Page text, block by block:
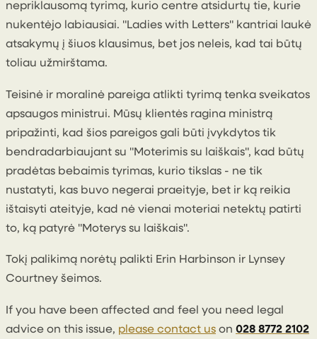
nepriklausomą tyrimą, kurio centre atsidurtų tie, kurie
nukentėjo labiausiai. "Ladies with Letters" kantriai laukė
atsakymų į šiuos klausimus, bet jos neleis, kad tai būtų
toliau užmirštama.
Teisinė ir moralinė pareiga atlikti tyrimą tenka sveikatos
apsaugos ministrui. Mūsų klientės ragina ministrą
pripažinti, kad šios pareigos gali būti įvykdytos tik
bendradarbiaujant su "Moterimis su laiškais", kad būtų
pradėtas bebaimis tyrimas, kurio tikslas - ne tik
nustatyti, kas buvo negerai praeityje, bet ir ką reikia
ištaisyti ateityje, kad nė vienai moteriai netektų patirti
to, ką patyrė "Moterys su laiškais".
Tokį palikimą norėtų palikti Erin Harbinson ir Lynsey
Courtney šeimos.
If you have been affected and feel you need legal
advice on this issue, please contact us on 028 8772 2102